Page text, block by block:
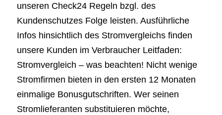
unseren Check24 Regeln bzgl. des
Kundenschutzes Folge leisten. Ausführliche
Infos hinsichtlich des Stromvergleichs finden
unsere Kunden im Verbraucher Leitfaden:
Stromvergleich – was beachten! Nicht wenige
Stromfirmen bieten in den ersten 12 Monaten
einmalige Bonusgutschriften. Wer seinen
Stromlieferanten substituieren möchte,